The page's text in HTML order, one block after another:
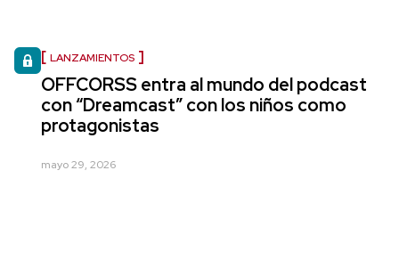
LANZAMIENTOS
OFFCORSS entra al mundo del podcast
con “Dreamcast” con los niños como
protagonistas
mayo 29, 2026